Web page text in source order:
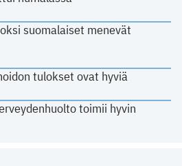
suomalaiset menevät
tulokset ovat hyviä
toimii hyvin